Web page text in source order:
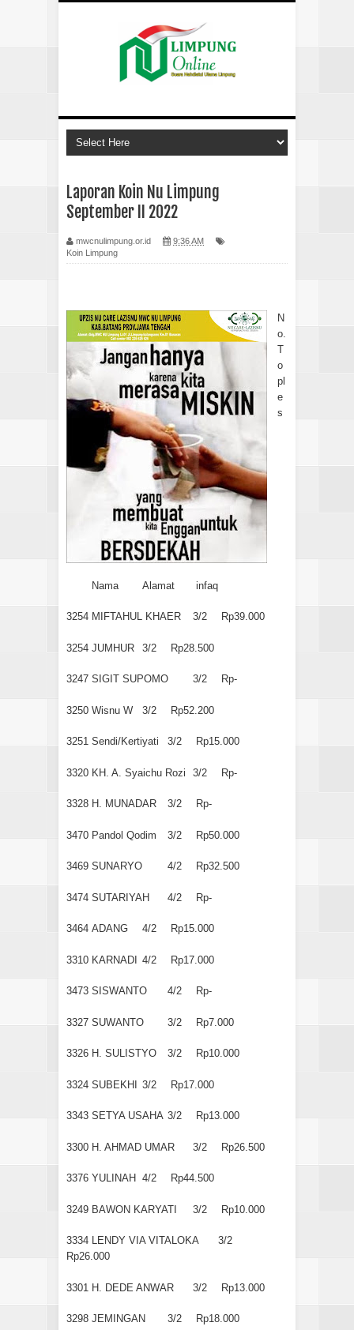
Laporan Koin Nu Limpung
September II 2022
mwcnulimpung.or.id
9:36 AM
Koin Limpung
N
o.
T
o
pl
e
s
Nama Alamat infaq
3254 MIFTAHUL KHAER 3/2 Rp39.000
3254 JUMHUR 3/2 Rp28.500
3247 SIGIT SUPOMO 3/2 Rp-
3250 Wisnu W 3/2 Rp52.200
3251 Sendi/Kertiyati 3/2 Rp15.000
3320 KH. A. Syaichu Rozi 3/2 Rp-
3328 H. MUNADAR 3/2 Rp-
3470 Pandol Qodim 3/2 Rp50.000
3469 SUNARYO 4/2 Rp32.500
3474 SUTARIYAH 4/2 Rp-
3464 ADANG 4/2 Rp15.000
3310 KARNADI 4/2 Rp17.000
3473 SISWANTO 4/2 Rp-
3327 SUWANTO 3/2 Rp7.000
3326 H. SULISTYO 3/2 Rp10.000
3324 SUBEKHI 3/2 Rp17.000
3343 SETYA USAHA 3/2 Rp13.000
3300 H. AHMAD UMAR 3/2 Rp26.500
3376 YULINAH 4/2 Rp44.500
3249 BAWON KARYATI 3/2 Rp10.000
3334 LENDY VIA VITALOKA
3/2
Rp26.000
3301 H. DEDE ANWAR 3/2 Rp13.000
3298 JEMINGAN 3/2 Rp18.000